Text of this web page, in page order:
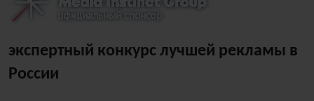
экспертный конкурс лучшей рекламы в
России